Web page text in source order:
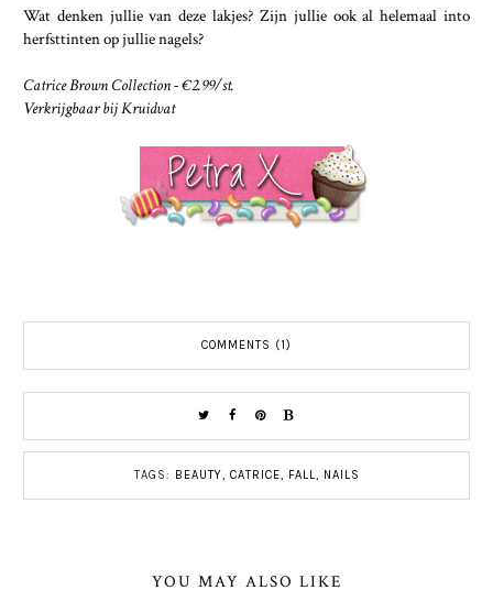
Wat denken jullie van deze lakjes? Zijn jullie ook al helemaal into
herfsttinten op jullie nagels?
Catrice Brown Collection - €2.99/st.
Verkrijgbaar bij Kruidvat
COMMENTS (1)
TAGS: BEAUTY, CATRICE, FALL, NAILS
YOU MAY ALSO LIKE